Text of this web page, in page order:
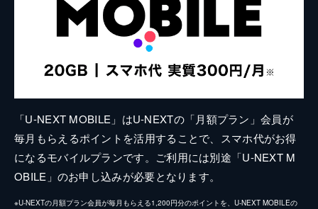
「U-NEXT MOBILE」はU-NEXTの「月額プラン」会員が
毎月もらえるポイントを活用することで、スマホ代がお得
になるモバイルプランです。ご利用には別途「U-NEXT M
OBILE」のお申し込みが必要となります。
※U-NEXTの月額プラン会員が毎月もらえる1,200円分のポイントを、U-NEXT MOBILEの